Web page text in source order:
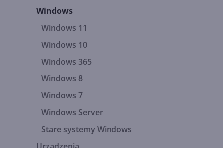
Windows
Windows 11
Windows 10
Windows 365
Windows 8
Windows 7
Windows Server
Stare systemy Windows